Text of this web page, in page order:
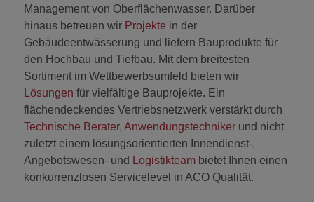
Management von Oberflächenwasser. Darüber
hinaus betreuen wir Projekte in der
Gebäudeentwässerung und liefern Bauprodukte für
den Hochbau und Tiefbau. Mit dem breitesten
Sortiment im Wettbewerbsumfeld bieten wir
Lösungen für vielfältige Bauprojekte. Ein
flächendeckendes Vertriebsnetzwerk verstärkt durch
Technische Berater, Anwendungstechniker und nicht
zuletzt einem lösungsorientierten Innendienst-,
Angebotswesen- und
Logistikteam bietet Ihnen einen
konkurrenzlosen Servicelevel in ACO Qualität.